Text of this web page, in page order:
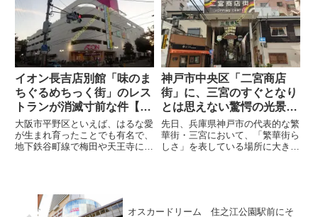
「高速舞子」なる高速バスのバス
停が設置されており、神戸・播磨
地方から四国へと向かう際のル
ー...
材班でも髙島屋の史料館にお邪魔
し、その素晴らしい資料の数々を
じっくりと眺めさせて頂いた。
さ...
イオン長吉店別館「味のま
ちぐるめちっく街」のレス
トランが消滅寸前な件【大
阪・平野区】
大阪市平野区といえば、はるな愛
が生まれ育ったことでも有名で、
地下鉄谷町線で梅田や天王寺に行
しており、なかなか行く機会もな
いエリアだ。そしてじゃあお前
は...
神戸市中央区「二宮商店
街」に、三宮のすぐとなり
とは思えない驚愕の光景を
見せられた。
先日、兵庫県神戸市の代表的な繁
華街・三宮において、「繁華街ら
しさ」を表している場所に大きな
も...
オスカードリーム 住之江公園駅前にそ